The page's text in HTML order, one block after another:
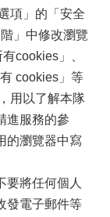
項」的「安全
」中修改瀏覽
cookies」、
cookies」等
用以了解本隊
進服務的參
的瀏覽器中寫
要將任何個人
發電子郵件等